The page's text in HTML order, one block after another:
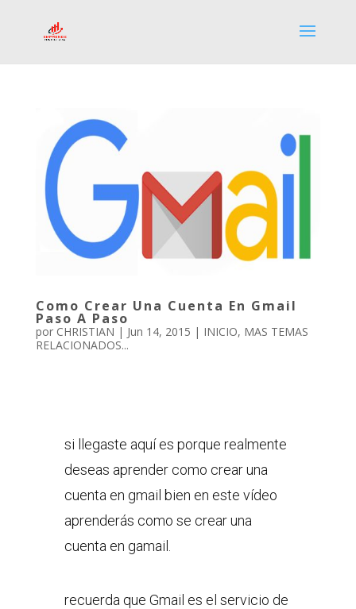
Como Crear Una Cuenta En Gmail
Paso A Paso
por CHRISTIAN | Jun 14, 2015 | INICIO, MAS TEMAS
RELACIONADOS...
si llegaste aquí es porque realmente
deseas aprender como crear una
cuenta en gmail bien en este vídeo
aprenderás como se crear una
cuenta en gamail.
recuerda que Gmail es el servicio de